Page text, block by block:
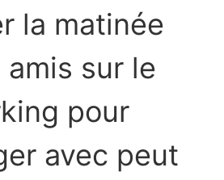
la matinée
sur le
pour
avec peut